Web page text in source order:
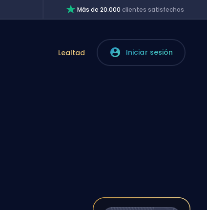
Más de 20.000clientes satisfechos
Lealtad Iniciar sesión